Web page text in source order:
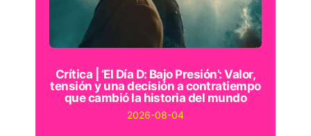
Crítica | ‘El Día D: Bajo Presión’: Valor,
tensión y una decisión a contratiempo
que cambió la historia del mundo
2026-08-04